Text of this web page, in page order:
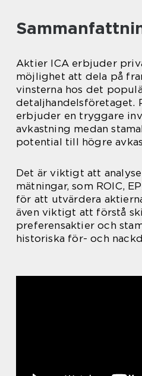
Aktier ICA erbjuder
möjlighet att dela på
vinsterna hos det
detaljhandelsföretaget.
erbjuder en tryggare
avkastning medan
potential till högre
Det är viktigt att
mätningar, som ROIC,
för att utvärdera
även viktigt att förstå
preferensaktier och
historiska för- och